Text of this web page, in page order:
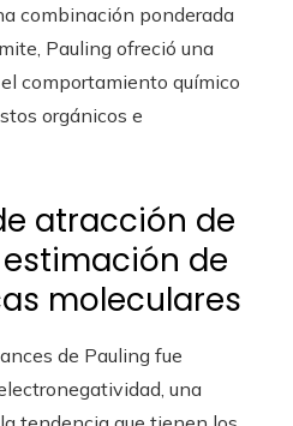
combinación ponderada
Pauling ofreció una
comportamiento químico
orgánicos e
atracción de
de
moleculares
de Pauling fue
una